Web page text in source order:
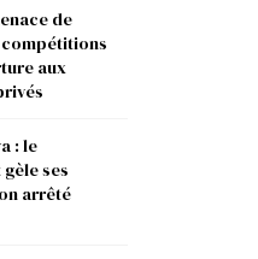
de
aux
: le
ses
arrêté